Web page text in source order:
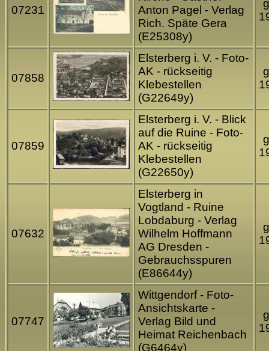
07231
Anton Pagel - Verlag
Rich. Späte Gera
(E25308y)
07858
Elsterberg i. V. - Foto-
AK - rückseitig
Klebestellen
(G22649y)
07859
Elsterberg i. V. - Blick
auf die Ruine - Foto-
AK - rückseitig
Klebestellen
(G22650y)
07632
Elsterberg in
Vogtland - Ruine
Lobdaburg - Verlag
Wilhelm Hoffmann
AG Dresden -
Gebrauchsspuren
(E86644y)
07747
Wittgendorf - Foto-
Ansichtskarte -
Verlag Bild und
Heimat Reichenbach
(G6464y)